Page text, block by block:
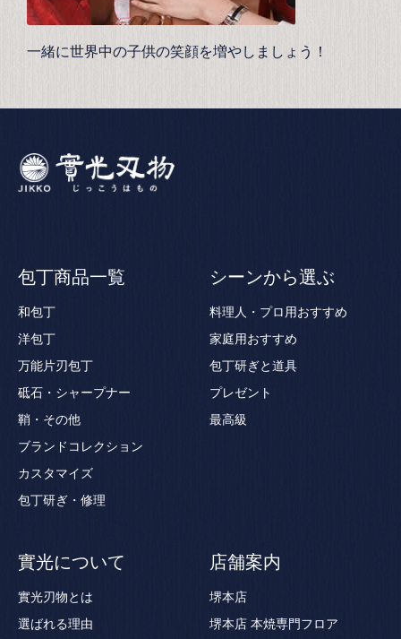
一緒に世界中の子供の笑顔を増やしましょう！
包丁商品一覧
和包丁
洋包丁
万能片刃包丁
砥石・シャープナー
鞘・その他
ブランドコレクション
カスタマイズ
包丁研ぎ・修理
シーンから選ぶ
料理人・プロ用おすすめ
家庭用おすすめ
包丁研ぎと道具
プレゼント
最高級
實光について
實光刃物とは
選ばれる理由
店舗案内
堺本店
堺本店 本焼専門フロア